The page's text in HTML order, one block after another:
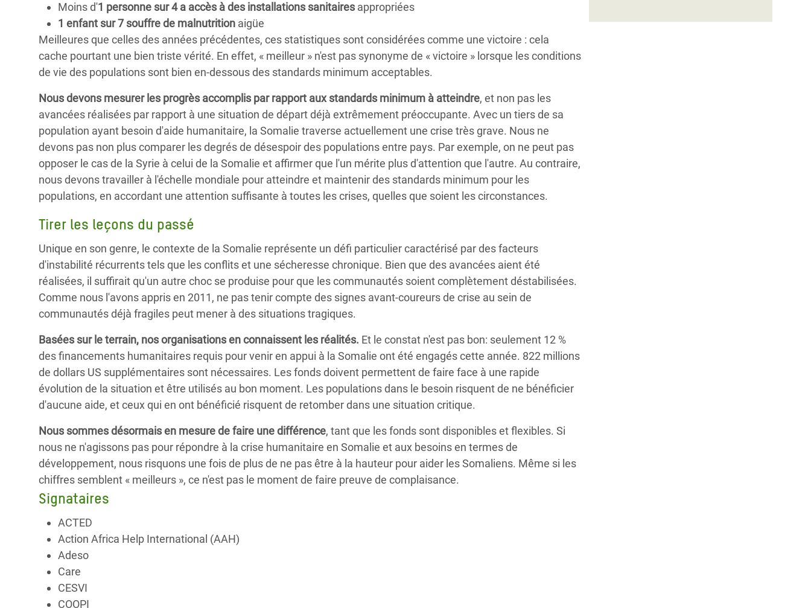
Moins d'1 personne sur 4 a accès à des installations sanitaires appropriées
1 enfant sur 7 souffre de malnutrition aigüe
Meilleures que celles des années précédentes, ces statistiques sont considérées comme une victoire : cela
cache pourtant une bien triste vérité. En effet, « meilleur » n'est pas synonyme de « victoire » lorsque les conditions
de vie des populations sont bien en-dessous des standards minimum acceptables.
Nous devons mesurer les progrès accomplis par rapport aux standards minimum à atteindre, et non pas les
avancées réalisées par rapport à une situation de départ déjà extrêmement préoccupante. Avec un tiers de sa
population ayant besoin d'aide humanitaire, la Somalie traverse actuellement une crise très grave. Nous ne
devons pas non plus comparer les degrés de désespoir des populations entre pays. Par exemple, on ne peut pas
opposer le cas de la Syrie à celui de la Somalie et affirmer que l'un mérite plus d'attention que l'autre. Au contraire,
nous devons travailler à l'échelle mondiale pour atteindre et maintenir des standards minimum pour les
populations, en accordant une attention suffisante à toutes les crises, quelles que soient les circonstances.
Tirer les leçons du passé
Unique en son genre, le contexte de la Somalie représente un défi particulier caractérisé par des facteurs
d'instabilité récurrents tels que les conflits et une sécheresse chronique. Bien que des avancées aient été
réalisées, il suffirait qu'un autre choc se produise pour que les communautés soient complètement déstabilisées.
Comme nous l'avons appris en 2011, ne pas tenir compte des signes avant-coureurs de crise au sein de
communautés déjà fragiles peut mener à des situations tragiques.
Basées sur le terrain, nos organisations en connaissent les réalités. Et le constat n'est pas bon: seulement 12 %
des financements humanitaires requis pour venir en appui à la Somalie ont été engagés cette année. 822 millions
de dollars US supplémentaires sont nécessaires. Les fonds doivent permettent de faire face à une rapide
évolution de la situation et être utilisés au bon moment. Les populations dans le besoin risquent de ne bénéficier
d'aucune aide, et ceux qui en ont bénéficié risquent de retomber dans une situation critique.
Nous sommes désormais en mesure de faire une différence, tant que les fonds sont disponibles et flexibles. Si
nous ne n'agissons pas pour répondre à la crise humanitaire en Somalie et aux besoins en termes de
développement, nous risquons une fois de plus de ne pas être à la hauteur pour aider les Somaliens. Même si les
chiffres semblent « meilleurs », ce n'est pas le moment de faire preuve de complaisance.
Signataires
ACTED
Action Africa Help International (AAH)
Adeso
Care
CESVI
COOPI